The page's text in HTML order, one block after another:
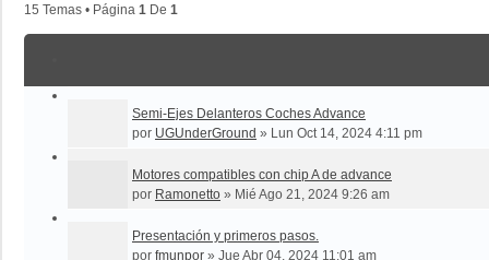
15 Temas • Página 1 De 1
Semi-Ejes Delanteros Coches Advance
por UGUnderGround » Lun Oct 14, 2024 4:11 pm
Motores compatibles con chip A de advance
por Ramonetto » Mié Ago 21, 2024 9:26 am
Presentación y primeros pasos.
por fmunpor » Jue Abr 04, 2024 11:01 am